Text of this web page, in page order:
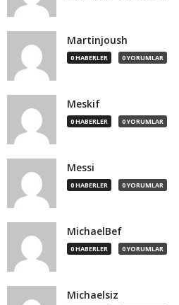
Martinjoush
0 HABERLER 0 YORUMLAR
Meskif
0 HABERLER 0 YORUMLAR
Messi
0 HABERLER 0 YORUMLAR
MichaelBef
0 HABERLER 0 YORUMLAR
Michaelsiz